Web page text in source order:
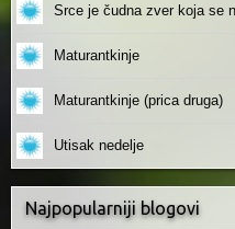
Srce je čudna zver koja se
Maturantkinje
Maturantkinje (prica druga)
Utisak nedelje
Najpopularniji blogovi